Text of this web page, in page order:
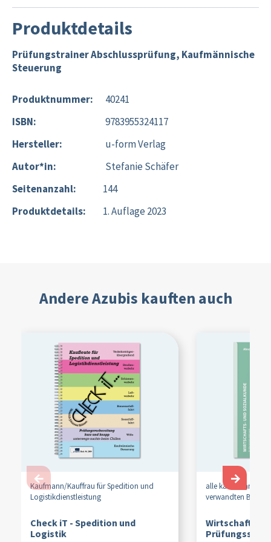
Produktdetails
Prüfungstrainer Abschlussprüfung, Kaufmännische
Steuerung
Produktnummer:
ISBN:
Hersteller:
Autor*in:
40241
9783955324117
u-form Verlag
Stefanie Schäfer
Seitenanzahl:
Produktdetails:
144
1. Auflage 2023
Andere Azubis kauften auch
Kaufmann/Kauffrau für Spedition und
Logistikdienstleistung
Check iT - Spedition und
Logistik
alle
verwandten Berufe
Wirtschafts-
← →